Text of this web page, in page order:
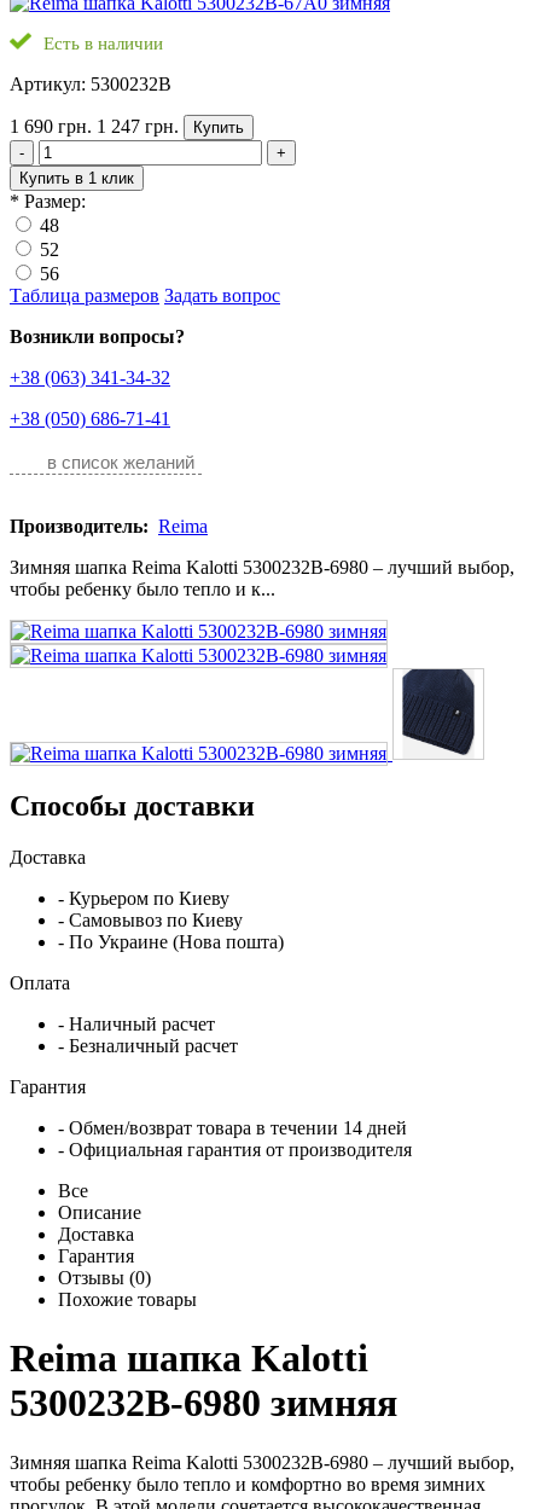
Есть в наличии
Артикул: 5300232B
1 690 грн. 1 247 грн.
Купить
-
+
Купить в 1 клик
* Размер:
48
52
56
Таблица размеров Задать вопрос
Возникли вопросы?
+38 (063) 341-34-32
+38 (050) 686-71-41
в список желаний
Производитель: Reima
Зимняя шапка Reima Kalotti 5300232B-6980 – лучший выбор,
чтобы ребенку было тепло и к...
Способы доставки
Доставка
- Курьером по Киеву
- Самовывоз по Киеву
- По Украине (Нова пошта)
Оплата
- Наличный расчет
- Безналичный расчет
Гарантия
- Обмен/возврат товара в течении 14 дней
- Официальная гарантия от производителя
Все
Описание
Доставка
Гарантия
Отзывы (0)
Похожие товары
Reima шапка Kalotti
5300232B-6980 зимняя
Зимняя шапка Reima Kalotti 5300232B-6980 – лучший выбор,
чтобы ребенку было тепло и комфортно во время зимних